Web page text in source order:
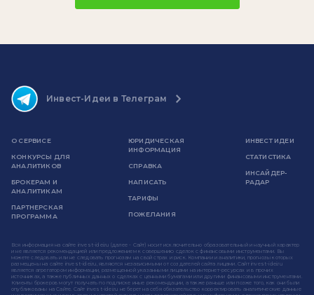
Инвест-Идеи в Телеграм
О СЕРВИСЕ
КОНКУРСЫ ДЛЯ
АНАЛИТИКОВ
БРОКЕРАМ И
АНАЛИТИКАМ
ПАРТНЕРСКАЯ
ПРОГРАММА
ЮРИДИЧЕСКАЯ
ИНФОРМАЦИЯ
СПРАВКА
НАПИСАТЬ
ТАРИФЫ
ПОЖЕЛАНИЯ
ИНВЕСТ ИДЕИ
СТАТИСТИКА
ИНСАЙДЕР-
РАДАР
Вся информация на сайте invest-idei.ru (далее - Сайт) носит исключительно образовательный и научный характер
и не является рекомендацией или предложением к совершению сделок с финансовыми инструментами. Вы
можете следовать или не следовать прогнозам на свой страх и риск. Компании и аналитики, прогнозы которых
размещены на сайте invest-idei.ru, являются независимыми от создателей сайта лицами. Сайт invest-idei.ru
является агрегатором информации, размещенной указанными лицами на интернет-ресурсах и в прочих
источниках, а также публичных данных о сделках с ценными бумагами или другими финансовыми инструментами.
Клиенты брокеров могут получать по подписке иные рекомендации, а также раньше или позже того, как они были
опубликованы на Сайте. Сайт invest-idei.ru не берет на себя обязательство корректировать аналитические данные